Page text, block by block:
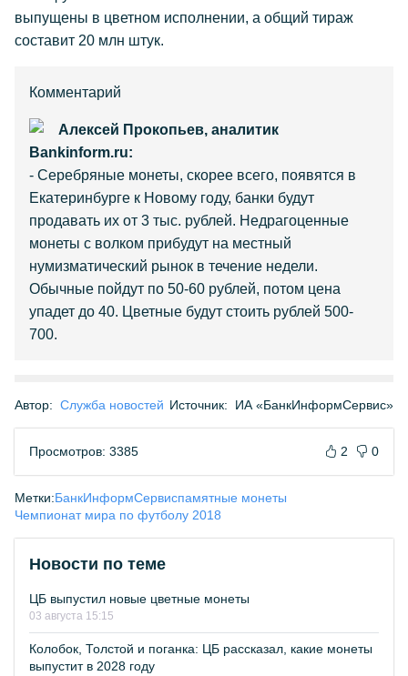
выпущены в цветном исполнении, а общий тираж
составит 20 млн штук.
Комментарий
Алексей Прокопьев, аналитик
Bankinform.ru:
- Серебряные монеты, скорее всего, появятся в
Екатеринбурге к Новому году, банки будут
продавать их от 3 тыс. рублей. Недрагоценные
монеты с волком прибудут на местный
нумизматический рынок в течение недели.
Обычные пойдут по 50-60 рублей, потом цена
упадет до 40. Цветные будут стоить рублей 500-
700.
Автор: Служба новостей Источник: ИА «БанкИнформСервис»
Просмотров: 3385 2 0
Метки:БанкИнформСервиспамятные монеты
Чемпионат мира по футболу 2018
Новости по теме
ЦБ выпустил новые цветные монеты
03 августа 15:15
Колобок, Толстой и поганка: ЦБ рассказал, какие монеты
выпустит в 2028 году